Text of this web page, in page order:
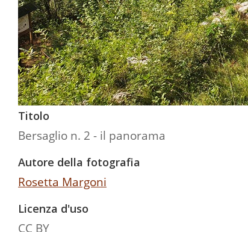
Titolo
Bersaglio n. 2 - il panorama
Autore della fotografia
Rosetta Margoni
Licenza d'uso
CC BY